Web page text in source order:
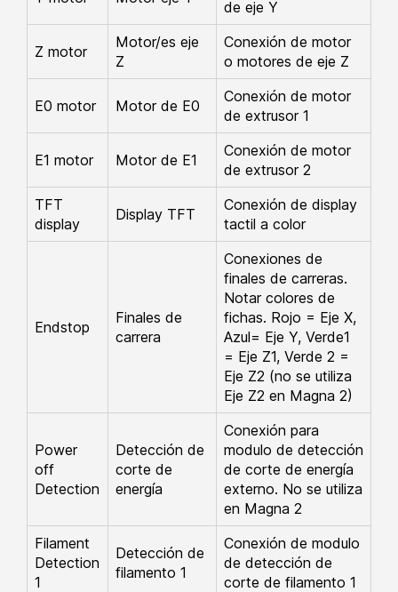
de eje Y
Z motor
Motor/es eje
Z
Conexión de motor
o motores de eje Z
E0 motor Motor de E0
Conexión de motor
de extrusor 1
E1 motor Motor de E1
Conexión de motor
de extrusor 2
TFT
display
Display TFT
Conexión de display
tactil a color
Endstop
Finales de
carrera
Conexiones de
finales de carreras.
Notar colores de
fichas. Rojo = Eje X,
Azul= Eje Y, Verde1
= Eje Z1, Verde 2 =
Eje Z2 (no se utiliza
Eje Z2 en Magna 2)
Power
off
Detection
Detección de
corte de
energía
Conexión para
modulo de detección
de corte de energía
externo. No se utiliza
en Magna 2
Filament
Detection
1
Detección de
filamento 1
Conexión de modulo
de detección de
corte de filamento 1